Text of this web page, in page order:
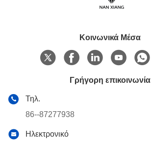
Κοινωνικά Μέσα
Γρήγορη επικοινωνία
Τηλ.
86--87277938
Ηλεκτρονικό